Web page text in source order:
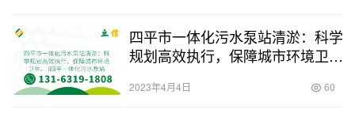
四平市一体化污水泵站清淤：科学
规划高效执行，保障城市环境卫
2023年4月4日 60